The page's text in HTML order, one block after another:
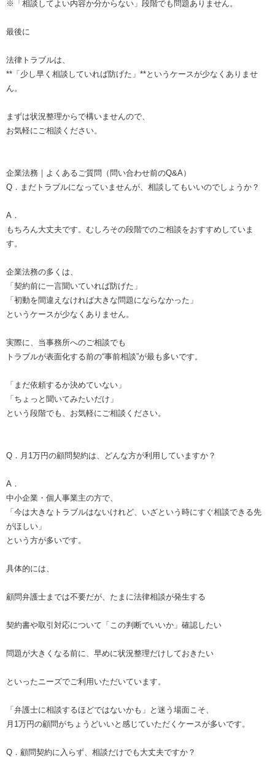
※「相談してよい内容か分からない」段階でも問題ありません。
最後に
法律トラブルは、
**「少し早く相談していれば防げた」**というケースが少なくありませ
ん。
まずは状況整理からで構いませんので、
お気軽にご相談ください。
企業法務｜よくあるご質問（問い合わせ前のQ&A）
Q．まだトラブルになっていませんが、相談してもいいのでしょうか？
A．
もちろん大丈夫です。むしろその段階でのご相談をおすすめしていま
す。
企業法務の多くは、
「契約前に一言聞いていれば防げた」
「初動を間違えなければ大きな問題にならなかった」
というケースが少なくありません。
実際に、当事務所へのご相談でも
トラブルが表面化する前の“事前相談”が最も多いです。
「まだ依頼するか決めていない」
「ちょっと聞いてみたいだけ」
という段階でも、お気軽にご相談ください。
Q．月1万円の顧問契約は、どんな方が利用していますか？
A．
中小企業・個人事業主の方で、
「今は大きなトラブルはないけれど、いざという時にすぐ相談できる先
がほしい」
という方が多いです。
具体的には、
顧問弁護士までは不要だが、たまに法律相談が発生する
契約書や取引対応について「この判断でいいか」確認したい
問題が大きくなる前に、早めに状況整理だけしておきたい
といったニーズでご利用いただいています。
「弁護士に相談するほどではないかも」と迷う場面こそ、
月1万円の顧問がちょうどいいと感じていただくケースが多いです。
Q．顧問契約に入らず、相談だけでも大丈夫ですか？